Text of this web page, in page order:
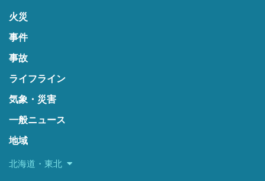
火災
事件
事故
ライフライン
気象・災害
一般ニュース
地域
北海道・東北